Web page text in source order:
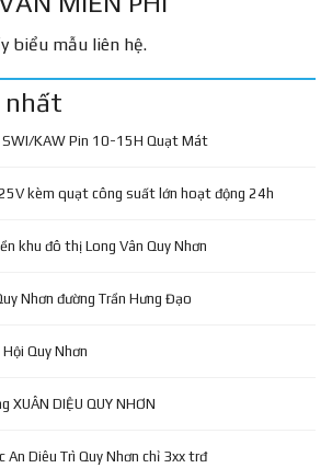
biểu mẫu liên hệ.
nhất
KAW Pin 10-15H Quạt Mát
kèm quạt công suất lớn hoạt động 24h
khu đô thị Long Vân Quy Nhơn
Nhơn đường Trần Hưng Đạo
Quy Nhơn
XUÂN DIỆU QUY NHƠN
An Diêu Trì Quy Nhơn chỉ 3xx trđ